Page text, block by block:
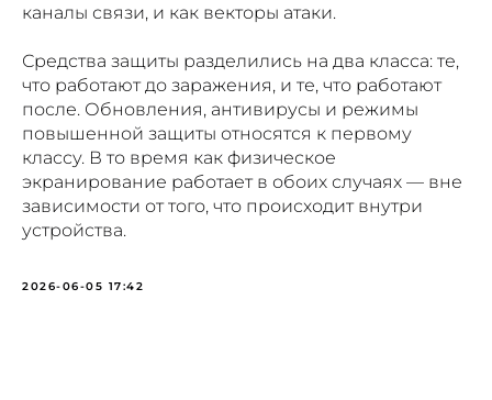
каналы связи, и как векторы атаки.
Средства защиты разделились на два класса: те,
что работают до заражения, и те, что работают
после. Обновления, антивирусы и режимы
повышенной защиты относятся к первому
классу. В то время как физическое
экранирование работает в обоих случаях — вне
зависимости от того, что происходит внутри
устройства.
2026-06-05 17:42
Все товары
Чехлы
Сумки
Боксы
Аксессуары
Ткани
ПОКУПАТЕЛЯМ